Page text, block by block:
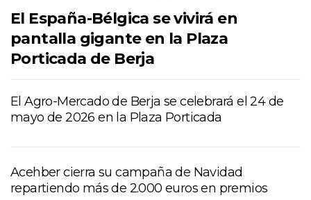
El España-Bélgica se vivirá en
pantalla gigante en la Plaza
Porticada de Berja
El Agro-Mercado de Berja se celebrará el 24 de
mayo de 2026 en la Plaza Porticada
Acehber cierra su campaña de Navidad
repartiendo más de 2.000 euros en premios